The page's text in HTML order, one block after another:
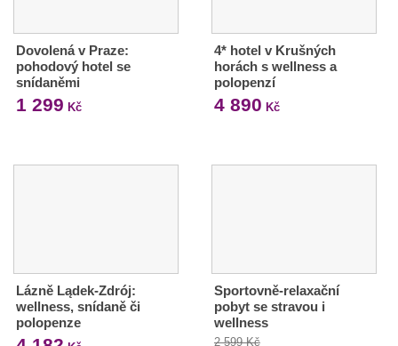
Dovolená v Praze:
pohodový hotel se
snídaněmi
1 299 Kč
4* hotel v Krušných
horách s wellness a
polopenzí
4 890 Kč
Lázně Lądek-Zdrój:
wellness, snídaně či
polopenze
Sportovně-relaxační
pobyt se stravou i
wellness
2 599 Kč